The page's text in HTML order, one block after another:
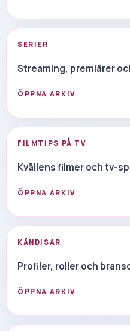
SERIER
Streaming, premiärer
ÖPPNA ARKIV
FILMTIPS PÅ TV
Kvällens filmer och tv-
ÖPPNA ARKIV
KÄNDISAR
Profiler, roller och
ÖPPNA ARKIV